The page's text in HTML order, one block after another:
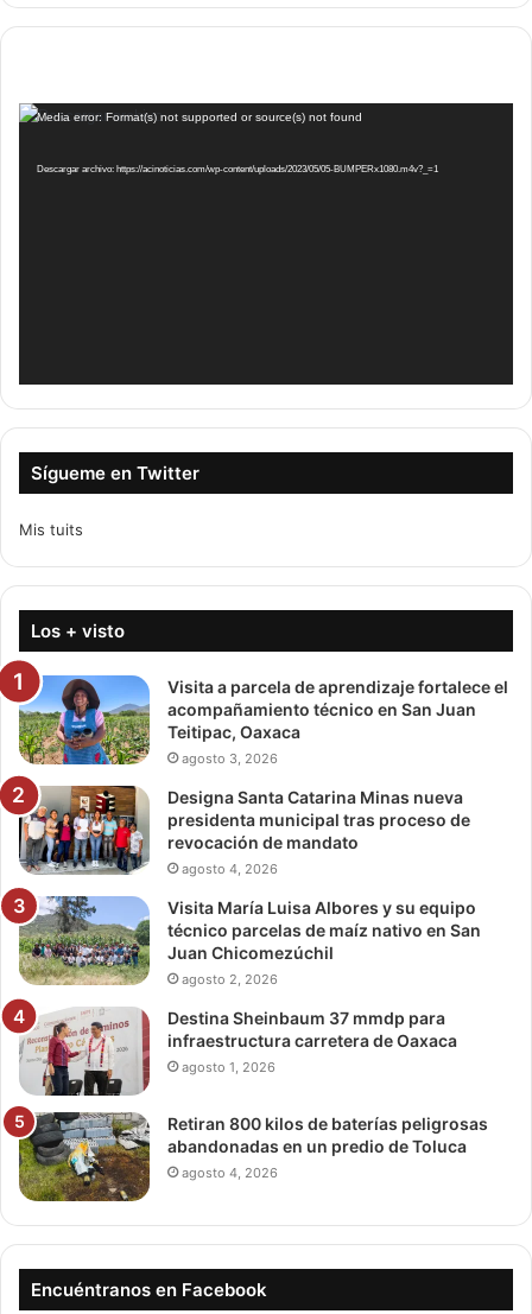
Reproductor
vídeo
Media error: Format(s) not supported or source(s) not found
Descargar archivo: https://acinoticias.com/wp-content/uploads/2023/05/05-BUMPERx1080.m4v?_=1
Sígueme en Twitter
Mis tuits
Los + visto
Visita a parcela de aprendizaje fortalece el
acompañamiento técnico en San Juan
Teitipac, Oaxaca
agosto 3, 2026
Designa Santa Catarina Minas nueva
presidenta municipal tras proceso de
revocación de mandato
agosto 4, 2026
Visita María Luisa Albores y su equipo
técnico parcelas de maíz nativo en San
Juan Chicomezúchil
agosto 2, 2026
Destina Sheinbaum 37 mmdp para
infraestructura carretera de Oaxaca
agosto 1, 2026
Retiran 800 kilos de baterías peligrosas
abandonadas en un predio de Toluca
agosto 4, 2026
Encuéntranos en Facebook